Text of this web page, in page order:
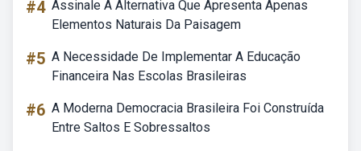
#4 Assinale A Alternativa Que Apresenta Apenas
Elementos Naturais Da Paisagem
#5 A Necessidade De Implementar A Educação
Financeira Nas Escolas Brasileiras
#6 A Moderna Democracia Brasileira Foi Construída
Entre Saltos E Sobressaltos